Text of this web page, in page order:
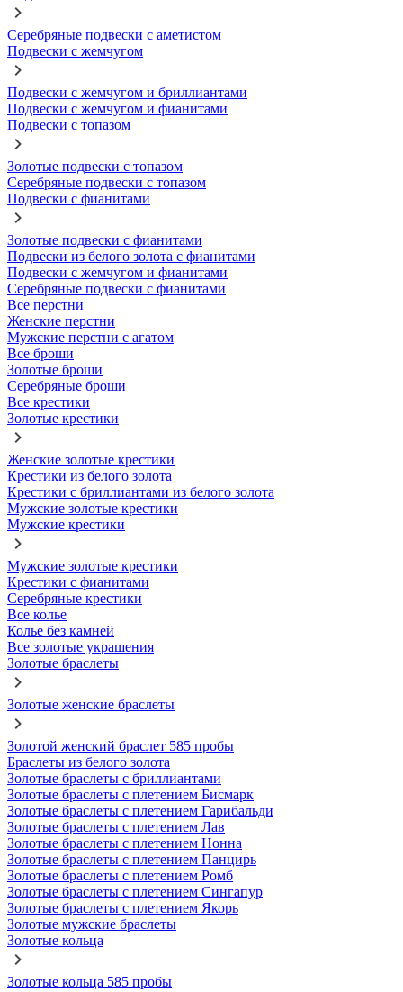
Серебряные подвески с аметистом
Подвески с жемчугом
Подвески с жемчугом и бриллиантами
Подвески с жемчугом и фианитами
Подвески с топазом
Золотые подвески с топазом
Серебряные подвески с топазом
Подвески с фианитами
Золотые подвески с фианитами
Подвески из белого золота с фианитами
Подвески с жемчугом и фианитами
Серебряные подвески с фианитами
Все перстни
Женские перстни
Мужские перстни с агатом
Все броши
Золотые броши
Серебряные броши
Все крестики
Золотые крестики
Женские золотые крестики
Крестики из белого золота
Крестики с бриллиантами из белого золота
Мужские золотые крестики
Мужские крестики
Мужские золотые крестики
Крестики с фианитами
Серебряные крестики
Все колье
Колье без камней
Все золотые украшения
Золотые браслеты
Золотые женские браслеты
Золотой женский браслет 585 пробы
Браслеты из белого золота
Золотые браслеты с бриллиантами
Золотые браслеты с плетением Бисмарк
Золотые браслеты с плетением Гарибальди
Золотые браслеты с плетением Лав
Золотые браслеты с плетением Нонна
Золотые браслеты с плетением Панцирь
Золотые браслеты с плетением Ромб
Золотые браслеты с плетением Сингапур
Золотые браслеты с плетением Якорь
Золотые мужские браслеты
Золотые кольца
Золотые кольца 585 пробы